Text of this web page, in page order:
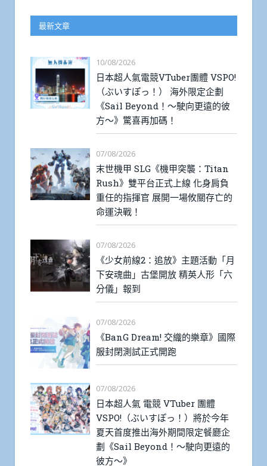
最新文章
10/08/2026
日本超人氣電競VTuber團體 VSPO!
（ぶいすぽっ！） 海外限定企劃
《Sail Beyond！～駛向更遠的彼
方～》驚喜再加碼！
07/08/2026
末世機甲 SLG《機甲突襲：Titan
Rush》雙平台正式上線 化身肩負
重任的指揮官 展開一場攸關存亡的
命運決戰！
07/08/2026
《少女前線2：追放》主題活動「月
下安魂曲」古堡開放 精英人形「六
分儀」報到
07/08/2026
《BanG Dream! 交織的樂章》國際
服封閉測試正式開跑
07/08/2026
日本超人氣 電競 VTuber 團體
VSPO!（ぶいすぽっ！）將於今年
夏天首度推出海外期間限定餐廳企
劃《Sail Beyond！～駛向更遠的
彼方～》